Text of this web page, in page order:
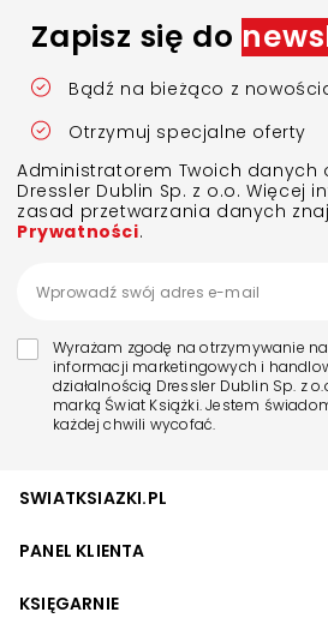
Zapisz się do
Bądź na bieżąco z
Otrzymuj specjalne oferty
Administratorem Twoich danych
Dressler Dublin Sp. z o.o. Więcej
zasad przetwarzania danych
Prywatności.
Wyrażam zgodę na otrzymywanie
informacji marketingowych i
działalnością Dressler Dublin Sp. z
marką Świat Książki. Jestem
każdej chwili wycofać.
SWIATKSIAZKI.PL
PANEL KLIENTA
KSIĘGARNIE